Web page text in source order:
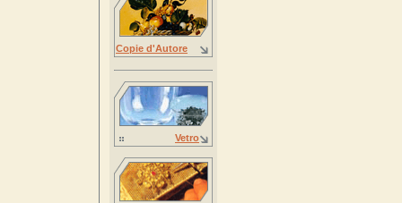
Copie d'Autore
Vetro